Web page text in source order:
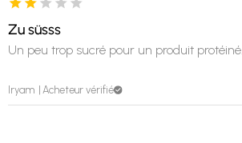
Iryam Acheteur vérifié
Zu süsss
Un peu trop sucré pour un produit protéiné.